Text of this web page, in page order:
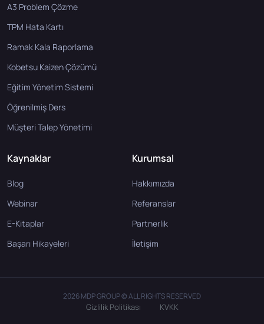
A3 Problem Çözme
TPM Hata Kartı
Ramak Kala Raporlama
Kobetsu Kaizen Çözümü
Eğitim Yönetim Sistemi
Öğrenilmiş Ders
Müşteri Talep Yönetimi
Kaynaklar
Blog
Webinar
E-Kitaplar
Başarı Hikayeleri
Kurumsal
Hakkımızda
Referanslar
Partnerlik
İletişim
2026 MDP GROUP © ALL RIGHTS RESERVED
Gizlilik Politikası KVKK